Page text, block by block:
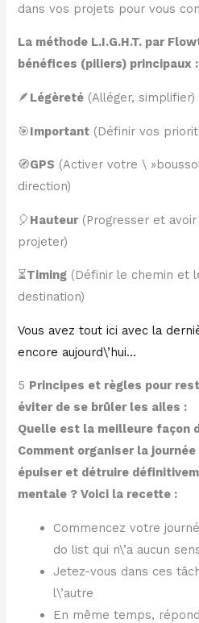
dans vos projets pour vous
La méthode L.I.G.H.T. par
bénéfices (piliers) principaux :
🪶 Légèreté (Alléger, simplifier)
🎯Important (Définir vos
🧭GPS (Activer votre \
direction)
🎈 Hauteur(Progresser et
projeter)
⏳Timing (Définir le chemin et
destination)
​Vous avez tout ici avec la
encore aujourd\’hui…​
5 Principes et règles pour
éviter de se brûler les ailes :
Quelle est la meilleure façon
Comment organiser la
épuiser et détruire
mentale ? Voici la recette :
Commencez votre
do list qui n\’a aucun
Jetez-vous dans ces
l\’autre
En même temps,